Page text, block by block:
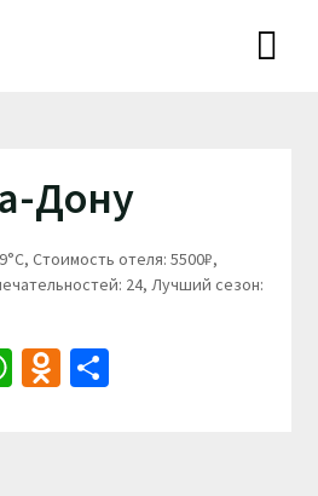
Дону
Стоимость отеля: 5500₽,
24, Лучший сезон:
WhatsApp
Odnoklassniki
Отправить